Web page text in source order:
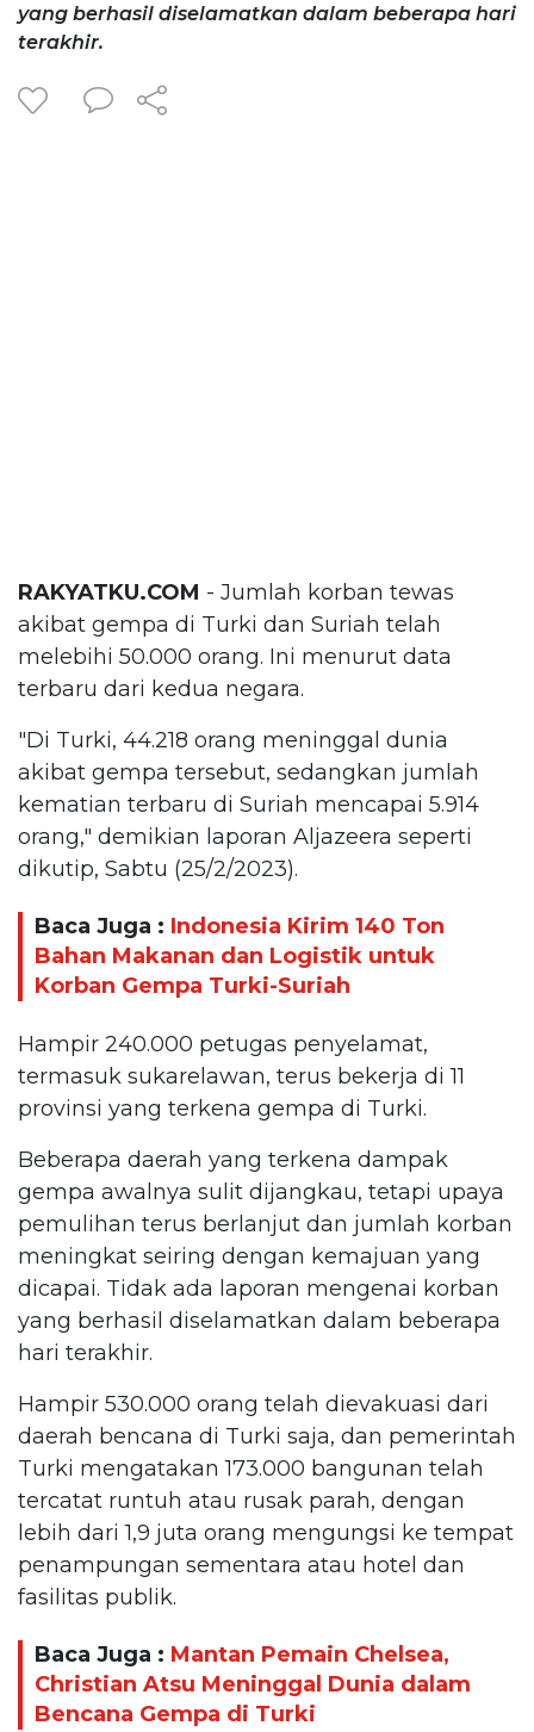
yang berhasil diselamatkan dalam beberapa hari
terakhir.
RAKYATKU.COM - Jumlah korban tewas
akibat gempa di Turki dan Suriah telah
melebihi 50.000 orang. Ini menurut data
terbaru dari kedua negara.
"Di Turki, 44.218 orang meninggal dunia
akibat gempa tersebut, sedangkan jumlah
kematian terbaru di Suriah mencapai 5.914
orang," demikian laporan Aljazeera seperti
dikutip, Sabtu (25/2/2023).
Baca Juga : Indonesia Kirim 140 Ton
Bahan Makanan dan Logistik untuk
Korban Gempa Turki-Suriah
Hampir 240.000 petugas penyelamat,
termasuk sukarelawan, terus bekerja di 11
provinsi yang terkena gempa di Turki.
Beberapa daerah yang terkena dampak
gempa awalnya sulit dijangkau, tetapi upaya
pemulihan terus berlanjut dan jumlah korban
meningkat seiring dengan kemajuan yang
dicapai. Tidak ada laporan mengenai korban
yang berhasil diselamatkan dalam beberapa
hari terakhir.
Hampir 530.000 orang telah dievakuasi dari
daerah bencana di Turki saja, dan pemerintah
Turki mengatakan 173.000 bangunan telah
tercatat runtuh atau rusak parah, dengan
lebih dari 1,9 juta orang mengungsi ke tempat
penampungan sementara atau hotel dan
fasilitas publik.
Baca Juga : Mantan Pemain Chelsea,
Christian Atsu Meninggal Dunia dalam
Bencana Gempa di Turki